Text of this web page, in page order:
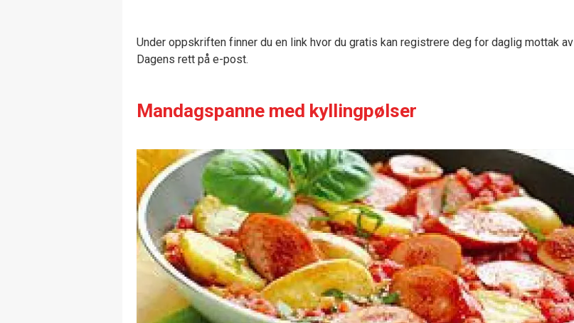
Under oppskriften finner du en link hvor du gratis kan registrere deg for daglig mottak av
Dagens rett på e-post.
Mandagspanne med kyllingpølser